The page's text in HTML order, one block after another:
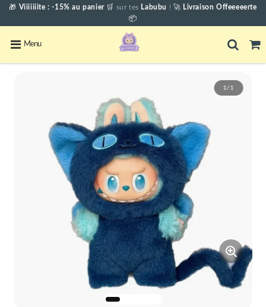
🎁 Viiiiiiite : -15% au panier 🛒 sur tes Labubu ! 🚀 Livraison Offeeeeerte
📦
Menu
1/1